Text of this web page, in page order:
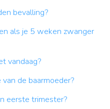
bevalling?
als je 5 weken zwanger
vandaag?
de baarmoeder?
eerste trimester?